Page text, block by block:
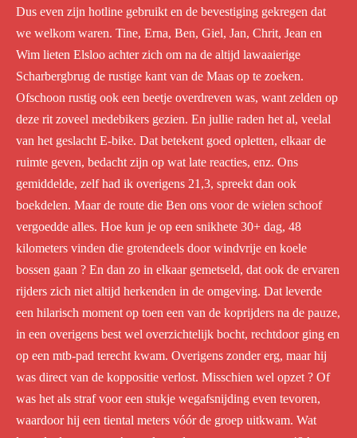
Dus even zijn hotline gebruikt en de bevestiging gekregen dat
we welkom waren. Tine, Erna, Ben, Giel, Jan, Chrit, Jean en
Wim lieten Elsloo achter zich om na de altijd lawaaierige
Scharbergbrug de rustige kant van de Maas op te zoeken.
Ofschoon rustig ook een beetje overdreven was, want zelden op
deze rit zoveel medebikers gezien. En jullie raden het al, veelal
van het geslacht E-bike. Dat betekent goed opletten, elkaar de
ruimte geven, bedacht zijn op wat late reacties, enz. Ons
gemiddelde, zelf had ik overigens 21,3, spreekt dan ook
boekdelen. Maar de route die Ben ons voor de wielen schoof
vergoedde alles. Hoe kun je op een snikhete 30+ dag, 48
kilometers vinden die grotendeels door windvrije en koele
bossen gaan ? En dan zo in elkaar gemetseld, dat ook de ervaren
rijders zich niet altijd herkenden in de omgeving. Dat leverde
een hilarisch moment op toen een van de koprijders na de pauze,
in een overigens best wel overzichtelijk bocht, rechtdoor ging en
op een mtb-pad terecht kwam. Overigens zonder erg, maar hij
was direct van de koppositie verlost. Misschien wel opzet ? Of
was het als straf voor een stukje wegafsnijding even tevoren,
waardoor hij een tiental meters vóór de groep uitkwam. Wat